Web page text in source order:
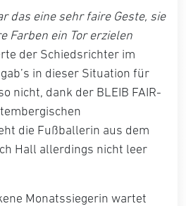
das eine sehr faire Geste, sie
Farben ein Tor erzielen
der Schiedsrichter im
in dieser Situation für
nicht, dank der BLEIB FAIR-
die Fußballerin aus dem
Hall allerdings nicht leer
Monatssiegerin wartet